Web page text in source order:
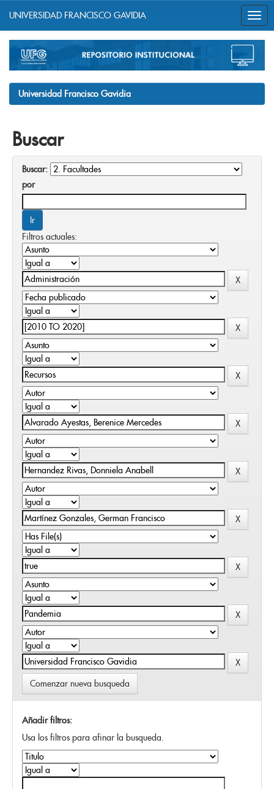
navigation
UNIVERSIDAD FRANCISCO GAVIDIA
Universidad Francisco Gavidia
Buscar
Buscar:
por
Filtros actuales:
Comenzar nueva busqueda
Añadir filtros:
Usa los filtros para afinar la busqueda.